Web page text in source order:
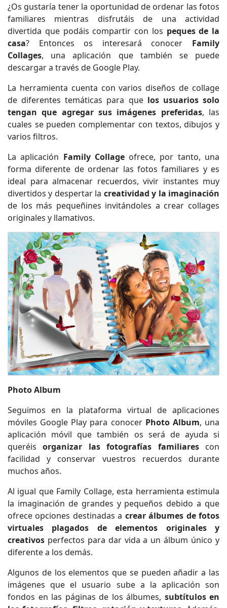
¿Os gustaría tener la oportunidad de ordenar las fotos
familiares mientras disfrutáis de una actividad
divertida que podáis compartir con los peques de la
casa? Entonces os interesará conocer Family
Collages, una aplicación que también se puede
descargar a través de Google Play.
La herramienta cuenta con varios diseños de collage
de diferentes temáticas para que los usuarios solo
tengan que agregar sus imágenes preferidas, las
cuales se pueden complementar con textos, dibujos y
varios filtros.
La aplicación Family Collageofrece, por tanto, una
forma diferente de ordenar las fotos familiares y es
ideal para almacenar recuerdos, vivir instantes muy
divertidos y despertar la creatividad y la imaginación
de los más pequeñines invitándoles a crear collages
originales y llamativos.
Photo Album
Seguimos en la plataforma virtual de aplicaciones
móviles Google Play para conocer Photo Album, una
aplicación móvil que también os será de ayuda si
queréisorganizar las fotografías familiarescon
facilidad y conservar vuestros recuerdos durante
muchos años.
Al igual que Family Collage, esta herramienta estimula
la imaginación de grandes y pequeños debido a que
ofrece opciones destinadas a crear álbumes de fotos
virtuales plagados de elementos originales y
creativos perfectos para dar vida a un álbum único y
diferente a los demás.
Algunos de los elementos que se pueden añadir a las
imágenes que el usuario sube a la aplicación son
fondos en las páginas de los álbumes, subtítulos en